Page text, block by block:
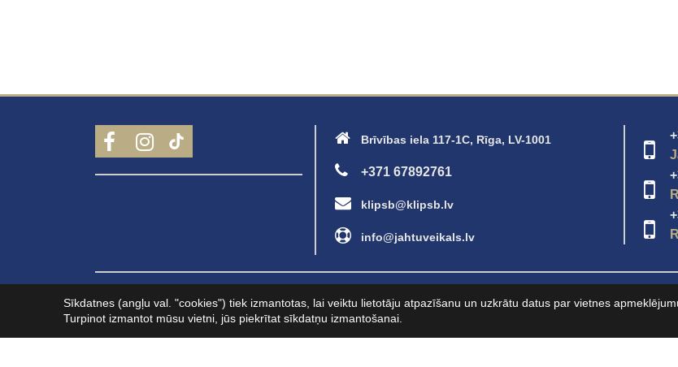
Brīvības iela 117-1C, Rīga, LV-1001
+371 67892761
klipsb@klipsb.lv
info@jahtuveikals.lv
Visas tiesības aizsargātas © 2026Jahtu Veikals
Sīkdatnes (angļu val. "cookies") tiek izmantotas, lai veiktu lietotāju atpazīšanu un uzkrātu datus par vietnes
Turpinot izmantot mūsu vietni, jūs piekrītat sīkdatņu izmantošanai.